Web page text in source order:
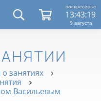
воскресенье
13:43:19
9 августа
занятиях
Васильевым